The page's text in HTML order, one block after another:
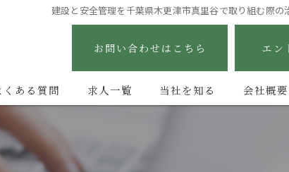
建設と安全管理を千葉県木更津市真里谷で取り組む際の
お問い合わせはこちら エン
くある質問 求人一覧 当社を知る 会社概要